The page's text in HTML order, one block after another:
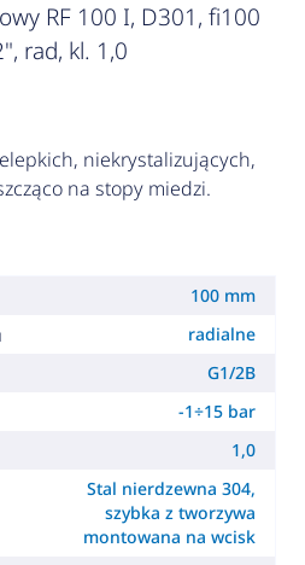
RF 100 I, D301, fi100
rad, kl. 1,0
niekrystalizujących,
na stopy miedzi.
100 mm
radialne
G1/2B
-1÷15 bar
1,0
Stal nierdzewna 304,
szybka z tworzywa
montowana na wcisk